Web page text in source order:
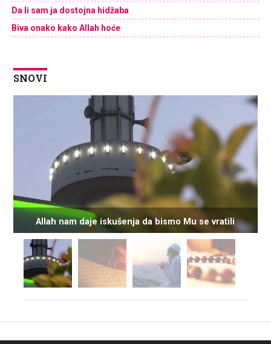
Da li sam ja dostojna hidžaba
Biva onako kako Allah hoće
SNOVI
Allah nam daje iskušenja da bismo Mu se vratili